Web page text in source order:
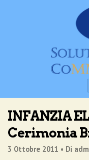
INFANZIA
Cerimonia
3 Ottobre 2011 • Di